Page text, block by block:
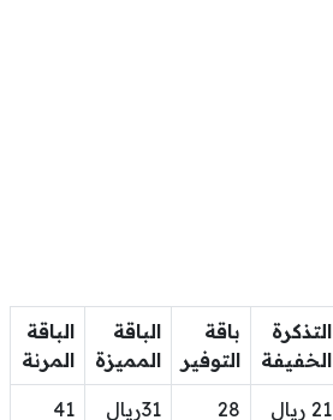
التذكرة
الخفيفة
باقة
التوفير
الباقة
المميزة
الباقة
المرنة
21 ريال
28
31ريال
41